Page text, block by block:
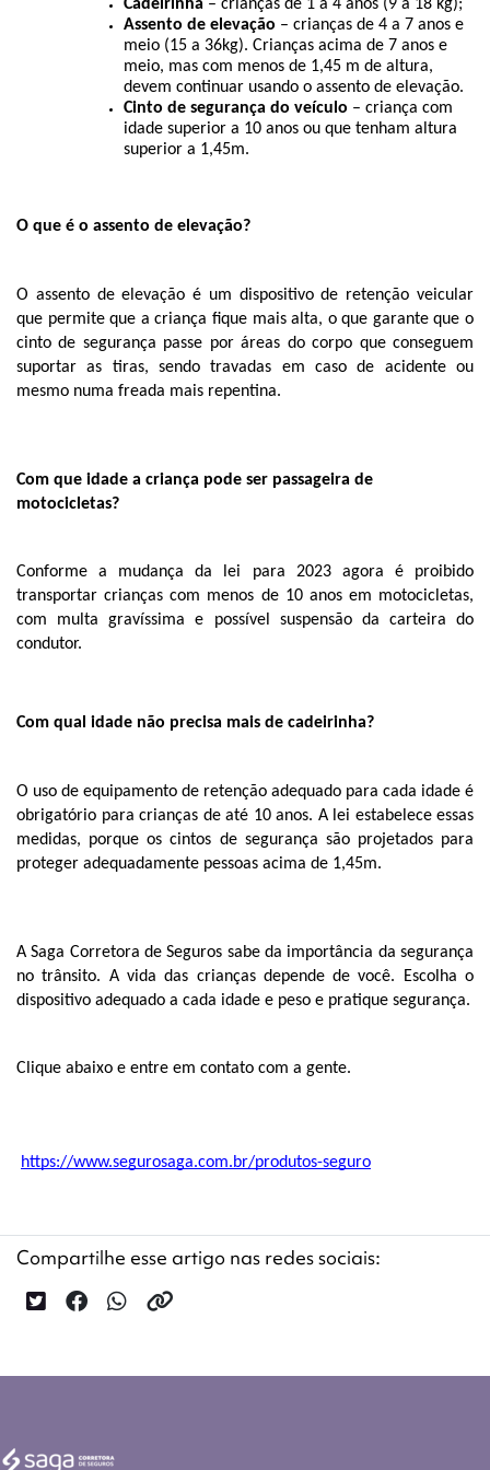
Cadeirinha – crianças de 1 a 4 anos (9 a 18 kg);
Assento de elevação – crianças de 4 a 7 anos e
meio (15 a 36kg). Crianças acima de 7 anos e
meio, mas com menos de 1,45 m de altura,
devem continuar usando o assento de elevação.
Cinto de segurança do veículo – criança com
idade superior a 10 anos ou que tenham altura
superior a 1,45m.
O que é o assento de elevação?
O assento de elevação é um dispositivo de retenção veicular
que permite que a criança fique mais alta, o que garante que o
cinto de segurança passe por áreas do corpo que conseguem
suportar as tiras, sendo travadas em caso de acidente ou
mesmo numa freada mais repentina.
Com que idade a criança pode ser passageira de
motocicletas?
Conforme a mudança da lei para 2023 agora é proibido
transportar crianças com menos de 10 anos em motocicletas,
com multa gravíssima e possível suspensão da carteira do
condutor.
Com qual idade não precisa mais de cadeirinha?
O uso de equipamento de retenção adequado para cada idade é
obrigatório para crianças de até 10 anos. A lei estabelece essas
medidas, porque os cintos de segurança são projetados para
proteger adequadamente pessoas acima de 1,45m.
A Saga Corretora de Seguros sabe da importância da segurança
no trânsito. A vida das crianças depende de você. Escolha o
dispositivo adequado a cada idade e peso e pratique segurança.
Clique abaixo e entre em contato com a gente.
https://www.segurosaga.com.br/produtos-seguro
Compartilhe esse artigo nas redes sociais: